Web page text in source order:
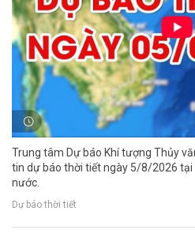
Trung tâm Dự báo Khí tượng Thủy
tin dự báo thời tiết ngày 5/8/2026 tại
nước.
Dự báo thời tiết